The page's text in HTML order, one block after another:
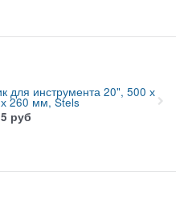
для инструмента 20", 500 х
260 мм, Stels
руб